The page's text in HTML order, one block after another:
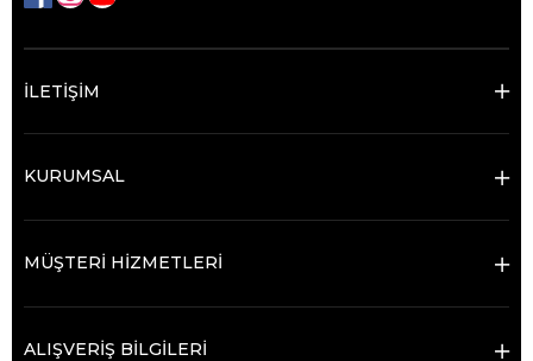
İLETİŞİM
KURUMSAL
MÜŞTERİ HİZMETLERİ
ALIŞVERİŞ BİLGİLERİ